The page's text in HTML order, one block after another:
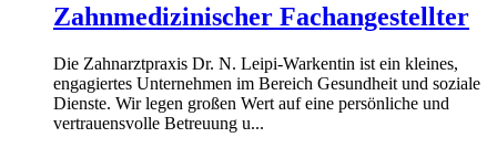
Zahnmedizinischer Fachangestellter
Die Zahnarztpraxis Dr. N. Leipi-Warkentin ist ein kleines,
engagiertes Unternehmen im Bereich Gesundheit und soziale
Dienste. Wir legen großen Wert auf eine persönliche und
vertrauensvolle Betreuung u...